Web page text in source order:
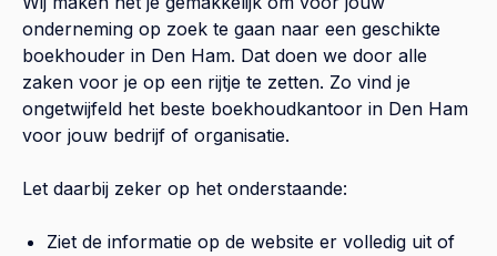
onderneming op zoek te gaan naar een geschikte
boekhouder in Den Ham. Dat doen we door alle
zaken voor je op een rijtje te zetten. Zo vind je
ongetwijfeld het beste boekhoudkantoor in Den Ham
voor jouw bedrijf of organisatie.
Let daarbij zeker op het onderstaande:
Ziet de informatie op de website er volledig uit of